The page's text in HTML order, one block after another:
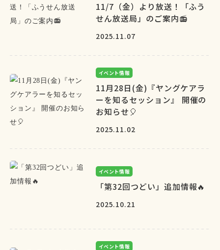
11/7（金）より放送！「ふう
せん放送局」のご案内📻
2025.11.07
イベント情報
11月28日(金)『ヤングケアラ
ーを知るセッション』 開催の
お知らせ🎈
2025.11.02
イベント情報
「第32回つどい」追加情報🔥
2025.10.21
イベント情報